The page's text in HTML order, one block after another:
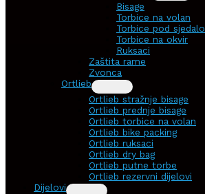
Bisage
Torbice na volan
Torbice pod sjedalo
Torbice na okvir
Ruksaci
Zaštita rame
Zvonca
Ortlieb
Ortlieb stražnje bisage
Ortlieb prednje bisage
Ortlieb torbice na volan
Ortlieb bike packing
Ortlieb ruksaci
Ortlieb dry bag
Ortlieb putne torbe
Ortlieb rezervni dijelovi
Dijelovi